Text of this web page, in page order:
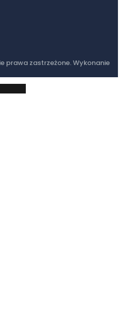
prawa zastrzeżone. Wykonanie